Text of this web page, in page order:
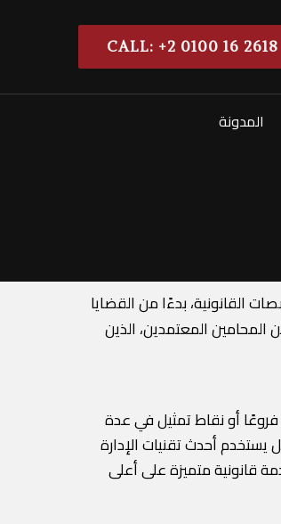
CALL: +2 0100 16 2618
المدونة
القانونية، بدءًا من القضايا
المحامين المعتمدين، الذين
فروعًا أو نقاط تمثيل في عدة
أحدث تقنيات الإدارة
قانونية متميزة على أعلى